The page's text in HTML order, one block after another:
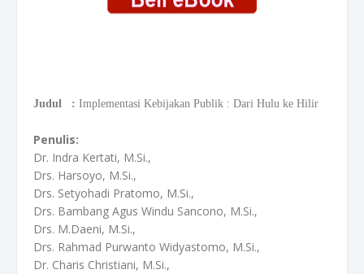
Judul : Implementasi Kebijakan Publik : Dari Hulu ke Hilir
Penulis:
Dr. Indra Kertati, M.Si.,
Drs. Harsoyo, M.Si.,
Drs. Setyohadi Pratomo, M.Si.,
Drs. Bambang Agus Windu Sancono, M.Si.,
Drs. M.Daeni, M.Si.,
Drs. Rahmad Purwanto Widyastomo, M.Si.,
Dr. Charis Christiani, M.Si.,